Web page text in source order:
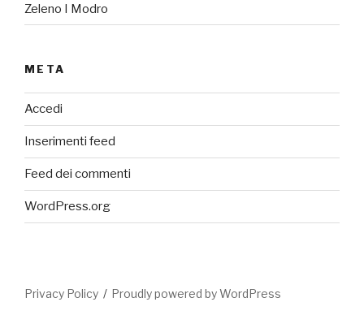
Zeleno I Modro
META
Accedi
Inserimenti feed
Feed dei commenti
WordPress.org
Privacy Policy Proudly powered by WordPress